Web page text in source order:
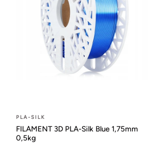
PLA-SILK
FILAMENT 3D PLA-Silk Blue 1,75mm
0,5kg